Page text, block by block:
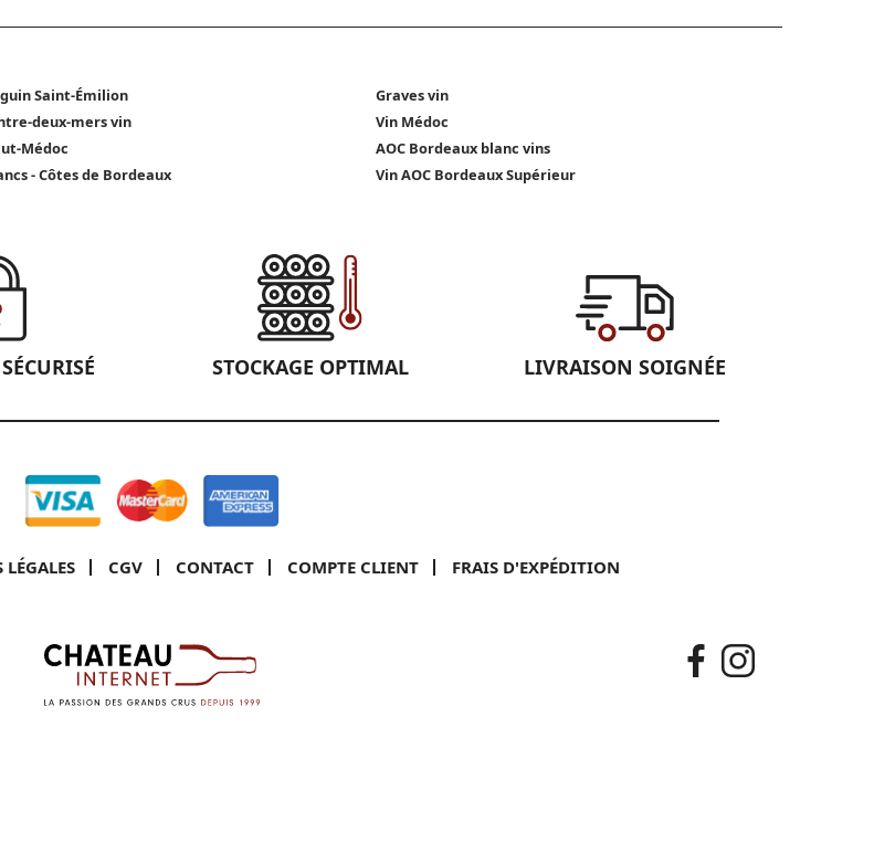
Saint-Émilion
Graves vin
deux-mers vin
Vin Médoc
Médoc
AOC Bordeaux blanc vins
- Côtes de Bordeaux
Vin AOC Bordeaux Supérieur
STOCKAGE OPTIMAL LIVRAISON SOIGNÉE
CGV CONTACT COMPTE CLIENT FRAIS D'EXPÉDITION